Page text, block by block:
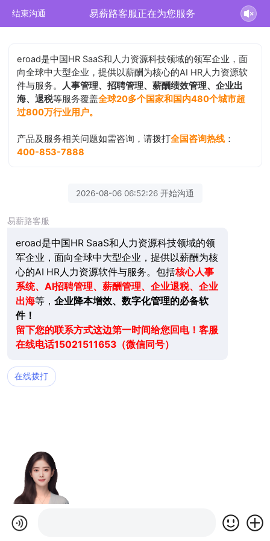
结束沟通 易薪路客服正在为您服务
eroad是中国HR SaaS和人力资源科技领域的领军企业，面
向全球中大型企业，提供以薪酬为核心的AI HR人力资源软
件与服务。
人事管理、招聘管理、薪酬绩效管理、企业出
海、退税等服务覆盖全球20多个国家和国内480个城市超
过800万行业用户。
产品及服务相关问题如需咨询，请拨打全国咨询热线 ：
400-853-7888
2026-08-06 06:52:26 开始沟通
易薪路客服
eroad是中国HR SaaS和人力资源科技领域的领
军企业，面向全球中大型企业，提供以薪酬为核
心的AI HR人力资源软件与服务。包括核心人事
系统、AI招聘管理、薪酬管理、企业退税、企业
出海等， 企业降本增效、数字化管理的必备软
件！
留下您的联系方式这边第一时间给您回电！客服
在线电话15021511653（微信同号）
在线拨打